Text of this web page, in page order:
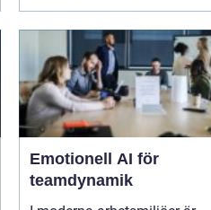
Emotionell AI för
teamdynamik